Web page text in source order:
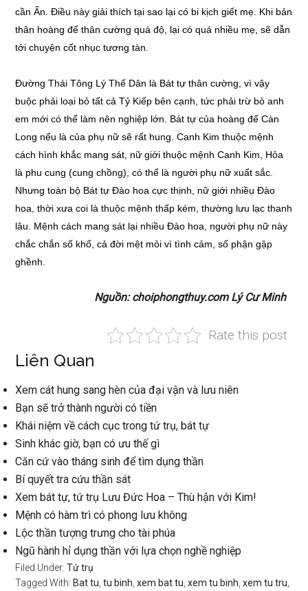
cần Ấn. Điều này giải thích tại sao lại có bi kịch giết mẹ. Khi bản
thân hoàng đế thân cường quá độ, lại có quá nhiều mẹ, sẽ dẫn
tới chuyện cốt nhục tương tàn.
Đường Thái Tông Lý Thế Dân là Bát tự thân cường, vì vậy
buộc phải loại bỏ tất cả Tỷ Kiếp bên cạnh, tức phải trừ bỏ anh
em mới có thể làm nên nghiệp lớn. Bát tự của hoàng đế Càn
Long nếu là của phụ nữ sẽ rất hung. Canh Kim thuộc mệnh
cách hình khắc mang sát, nữ giới thuộc mệnh Canh Kim, Hỏa
là phu cung (cung chồng), có thể là người phụ nữ xuất sắc.
Nhưng toàn bộ Bát tự Đào hoa cực thịnh, nữ giới nhiều Đào
hoa, thời xưa coi là thuộc mệnh thấp kém, thường lưu lạc thanh
lâu. Mệnh cách mang sát lại nhiều Đào hoa, người phụ nữ này
chắc chắn số khổ, cả đời mệt mỏi vì tình cảm, số phận gập
ghềnh.
Nguồn: choiphongthuy.com Lý Cư Minh
Rate this post
Liên Quan
Xem cát hung sang hèn của đại vận và lưu niên
Bạn sẽ trở thành người có tiền
Khái niệm về cách cục trong tứ trụ, bát tự
Sinh khác giờ, bạn có ưu thế gì
Căn cứ vào tháng sinh để tìm dụng thần
Bí quyết tra cứu thần sát
Xem bát tự, tứ trụ Lưu Đức Hoa – Thù hận với Kim!
Mệnh có hàm trì có phong lưu không
Lộc thần tượng trưng cho tài phúa
Ngũ hành hỉ dụng thần với lựa chọn nghề nghiệp
Filed Under:Tứ trụ
Tagged With: Bat tu ,tu binh ,xem bat tu ,xem tu binh ,xem tu tru